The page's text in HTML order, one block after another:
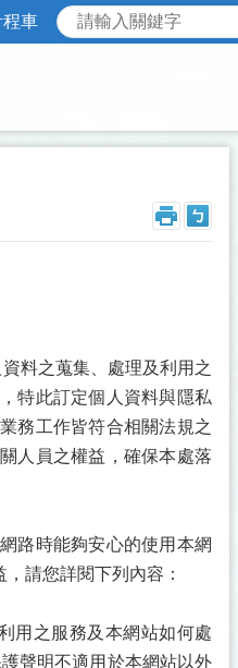
程車
料之蒐集、處理及利用之
特此訂定個人資料與隱私
務工作皆符合相關法規之
人員之權益，確保本處落
路時能夠安心的使用本網
請您詳閱下列內容：
用之服務及本網站如何處
聲明不適用於本網站以外